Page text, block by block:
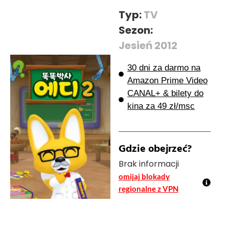
Typ:TV
Sezon:
Jesień 2012
30 dni za darmo na
Amazon Prime Video
CANAL+ & bilety do
kina za 49 zł/msc
Gdzie obejrzeć?
Brak informacji
omijaj blokady
regionalne z VPN